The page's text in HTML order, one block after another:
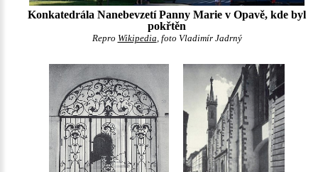
Konkatedrála Nanebevzetí Panny Marie v Opavě, kde byl
pokřtěn
Repro Wikipedia, foto Vladimír Jadrný